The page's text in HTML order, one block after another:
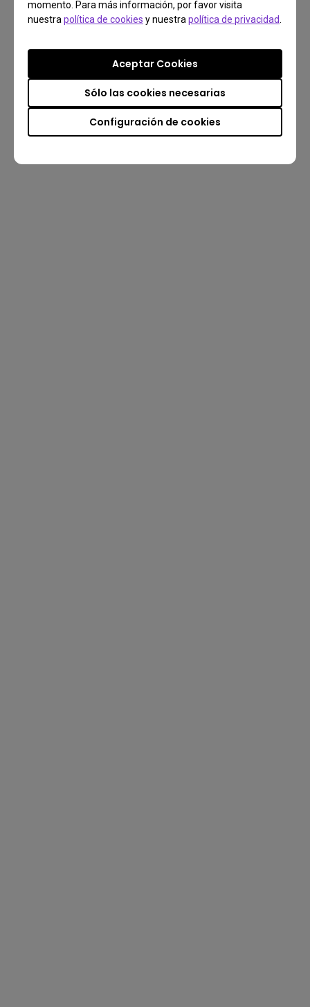
momento. Para más información, por favor visita
nuestra política de cookies y nuestra política de privacidad
Configuración de cookies
Sólo las cookies necesarias
Aceptar Cookies